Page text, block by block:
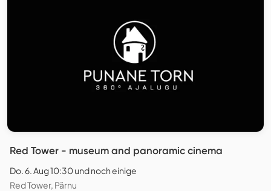
Red Tower - museum and panoramic cinema
Do. 6. Aug 10:30 und noch einige
Red Tower, Pärnu